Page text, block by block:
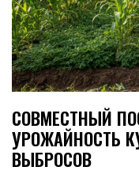
СОВМЕСТНЫЙ
УРОЖАЙНОСТЬ
ВЫБРОСОВ